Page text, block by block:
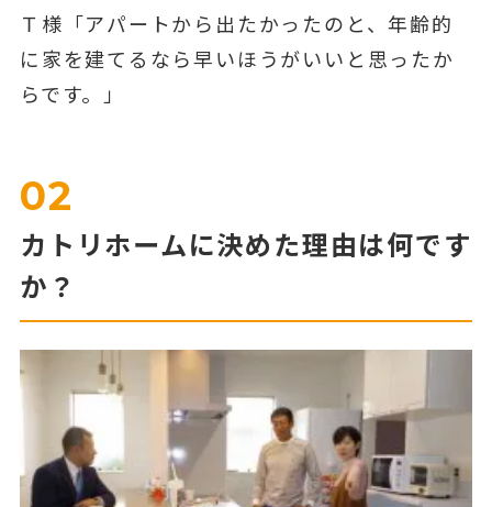
Ｔ様「アパートから出たかったのと、年齢的
に家を建てるなら早いほうがいいと思ったか
らです。」
02
カトリホームに決めた理由は何です
か？